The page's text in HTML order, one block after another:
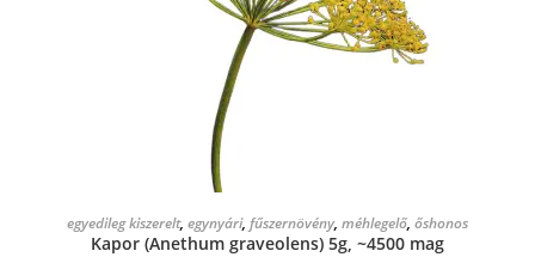
KOSÁRBA TESZEM
egyedileg kiszerelt, egynyári, fűszernövény, méhlegelő, őshonos
Kapor (Anethum graveolens) 5g, ~4500 mag